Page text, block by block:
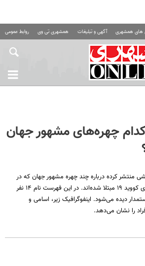
های همشهری آگهی و تبلیغات همشهری تی وی روابط عمومی
کدام چهره‌های مشهور جهان
منتشر کرده درباره چند چهره مشهور جهان که در
روزهای اخیر به ویروس کرونای کووید ۱۹ مبتلا شده‌اند. در این فهرست نام ۱۴ نفر
دیده می‌شود. اینفوگرافیک زیر، اسامی و
را نشان می‌دهد.